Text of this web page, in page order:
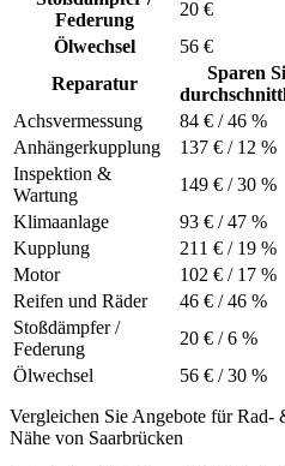
Federung
20 €
Ölwechsel
56 €
Reparatur
Sparen
Achsvermessung
84 € / 46 %
Anhängerkupplung 137 € / 12 %
Inspektion &
Wartung
149 € / 30 %
Klimaanlage 93 € / 47 %
Kupplung 211 € / 19 %
Motor 102 € / 17 %
Reifen und Räder 46 € / 46 %
Stoßdämpfer /
Federung
20 € / 6 %
Ölwechsel 56 € / 30 %
Vergleichen Sie Angebote für
Nähe von Saarbrücken